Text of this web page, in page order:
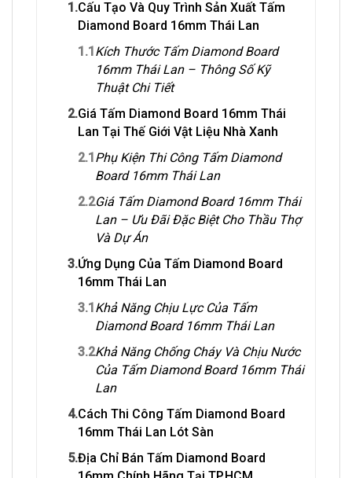
1.Cấu Tạo Và Quy Trình Sản Xuất Tấm
Diamond Board 16mm Thái Lan
1.1Kích Thước Tấm Diamond Board
16mm Thái Lan – Thông Số Kỹ
Thuật Chi Tiết
2.Giá Tấm Diamond Board 16mm Thái
Lan Tại Thế Giới Vật Liệu Nhà Xanh
2.1Phụ Kiện Thi Công Tấm Diamond
Board 16mm Thái Lan
2.2Giá Tấm Diamond Board 16mm Thái
Lan – Ưu Đãi Đặc Biệt Cho Thầu Thợ
Và Dự Án
3.Ứng Dụng Của Tấm Diamond Board
16mm Thái Lan
3.1Khả Năng Chịu Lực Của Tấm
Diamond Board 16mm Thái Lan
3.2Khả Năng Chống Cháy Và Chịu Nước
Của Tấm Diamond Board 16mm Thái
Lan
4.Cách Thi Công Tấm Diamond Board
16mm Thái Lan Lót Sàn
5.Địa Chỉ Bán Tấm Diamond Board